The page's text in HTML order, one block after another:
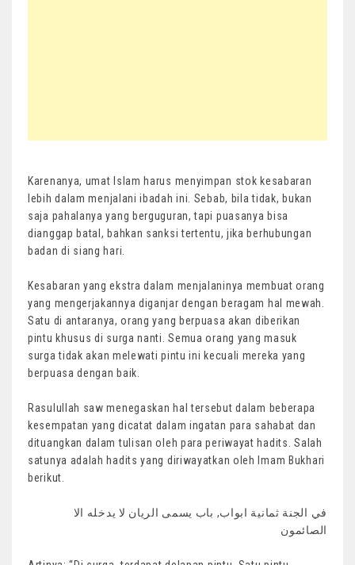
Karenanya, umat Islam harus menyimpan stok kesabaran
lebih dalam menjalani ibadah ini. Sebab, bila tidak, bukan
saja pahalanya yang berguguran, tapi puasanya bisa
dianggap batal, bahkan sanksi tertentu, jika berhubungan
badan di siang hari.
Kesabaran yang ekstra dalam menjalaninya membuat orang
yang mengerjakannya diganjar dengan beragam hal mewah.
Satu di antaranya, orang yang berpuasa akan diberikan
pintu khusus di surga nanti. Semua orang yang masuk
surga tidak akan melewati pintu ini kecuali mereka yang
berpuasa dengan baik.
Rasulullah saw menegaskan hal tersebut dalam beberapa
kesempatan yang dicatat dalam ingatan para sahabat dan
dituangkan dalam tulisan oleh para periwayat hadits. Salah
satunya adalah hadits yang diriwayatkan oleh Imam Bukhari
berikut.
في الجنة ثمانية ابواب, باب يسمى الريان لا يدخله الا
الصائمون